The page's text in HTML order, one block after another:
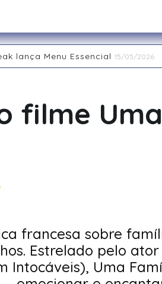
lança Menu Essencial 15/05/2026
chegou a Indaiatuba15/05/2026
Uma Jornada Pela
21ª Campinas Restaurant
filme
francesa sobre
Estrelado pelo
Intocáveis), Uma